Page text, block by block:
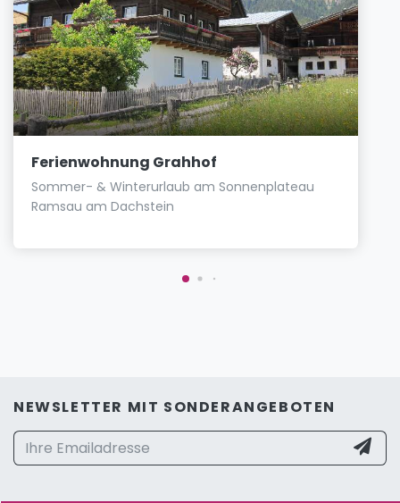
Ferienwohnung Grahhof
Sommer- & Winterurlaub am Sonnenplateau
Ramsau am Dachstein
NEWSLETTER MIT SONDERANGEBOTEN